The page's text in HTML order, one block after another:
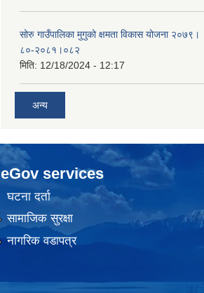
सोरु गाउँपालिका मुगुको क्षमता विकास योजना २०७९।
८०-२०८१।०८२
मिति: 12/18/2024 - 12:17
अन्य
eGov services
घटना दर्ता
सामाजिक सुरक्षा
नागरिक वडापत्र